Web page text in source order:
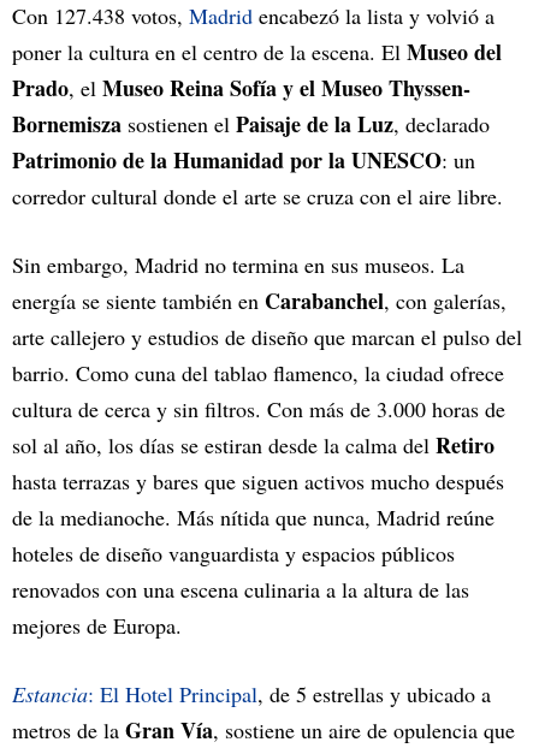
Con 127.438 votos, Madrid encabezó la lista y volvió a
poner la cultura en el centro de la escena. El Museo del
Prado, el Museo Reina Sofía y el Museo Thyssen-
Bornemisza sostienen el Paisaje de la Luz, declarado
Patrimonio de la Humanidad por la UNESCO: un
corredor cultural donde el arte se cruza con el aire libre.
Sin embargo, Madrid no termina en sus museos. La
energía se siente también en Carabanchel, con galerías,
arte callejero y estudios de diseño que marcan el pulso del
barrio. Como cuna del tablao flamenco, la ciudad ofrece
cultura de cerca y sin filtros. Con más de 3.000 horas de
sol al año, los días se estiran desde la calma del Retiro
hasta terrazas y bares que siguen activos mucho después
de la medianoche. Más nítida que nunca, Madrid reúne
hoteles de diseño vanguardista y espacios públicos
renovados con una escena culinaria a la altura de las
mejores de Europa.
Estancia: El Hotel Principal, de 5 estrellas y ubicado a
metros de la Gran Vía, sostiene un aire de opulencia que